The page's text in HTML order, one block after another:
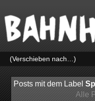
Posts mit dem Label
Alle